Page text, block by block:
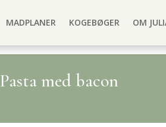
MADPLANER KOGEBØGER OM
Pasta med bacon